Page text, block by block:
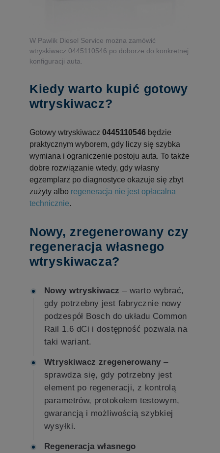
W Pawlik Diesel Service można zamówić
wtryskiwacz 0445110546 po doborze do konkretnej
konfiguracji auta.
Kiedy warto kupić gotowy
wtryskiwacz?
Gotowy wtryskiwacz 0445110546 będzie
praktycznym wyborem, gdy liczy się szybka
wymiana i ograniczenie postoju auta. To także
dobre rozwiązanie wtedy, gdy własny
egzemplarz po diagnostyce okazuje się zbyt
zużyty albo regeneracja nie jest opłacalna
technicznie.
Nowy, zregenerowany czy
regeneracja własnego
wtryskiwacza?
Nowy wtryskiwacz – warto wybrać,
gdy potrzebny jest fabrycznie nowy
podzespół Bosch do układu Common
Rail 1.6 dCi i dostępność pozwala na
taki wariant.
Wtryskiwacz zregenerowany –
sprawdza się, gdy potrzebny jest
element po regeneracji, z kontrolą
parametrów, protokołem testowym,
gwarancją i możliwością szybkiej
wysyłki.
Regeneracja własnego